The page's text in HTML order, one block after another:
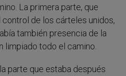
La primera parte, que
de los cárteles unidos,
también presencia de la
limpiado todo el camino.
parte que estaba después